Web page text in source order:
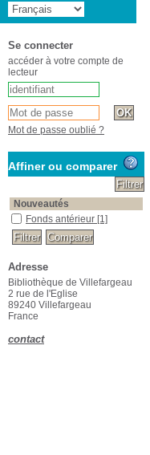
Se connecter
accéder à votre compte de
lecteur
Mot de passe oublié ?
Affiner ou comparer
Nouveautés
Fonds antérieur [1]
Adresse
Bibliothèque de Villefargeau
2 rue de l'Eglise
89240 Villefargeau
France
contact